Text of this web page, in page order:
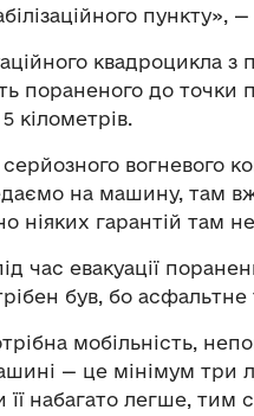
пункту»,
квадроцикла
пораненого до точки
кілометрів.
вогневого
на машину, там
ніяких гарантій там
час евакуації
був, бо
мобільність,
— це мінімум
набагато легше, тим